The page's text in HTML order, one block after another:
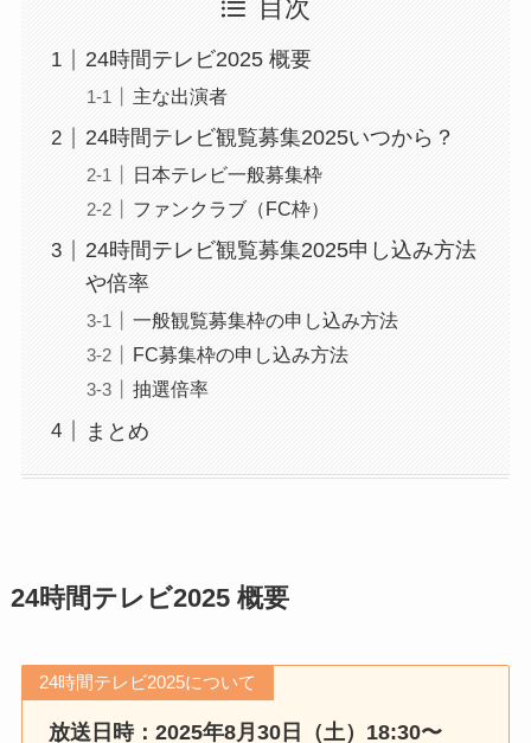
目次
24時間テレビ2025 概要
主な出演者
24時間テレビ観覧募集2025いつから？
日本テレビ一般募集枠
ファンクラブ（FC枠）
24時間テレビ観覧募集2025申し込み方法
や倍率
一般観覧募集枠の申し込み方法
FC募集枠の申し込み方法
抽選倍率
まとめ
24時間テレビ2025 概要
24時間テレビ2025について
放送日時：2025年8月30日（土）18:30〜